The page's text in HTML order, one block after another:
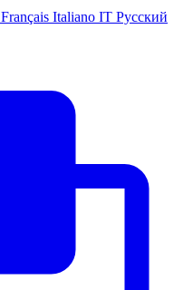
Français Italiano IT Русский